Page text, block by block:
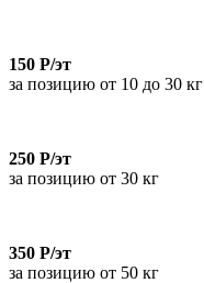
150 Р/эт
за позицию от 10 до 30 кг
250 Р/эт
за позицию от 30 кг
350 Р/эт
за позицию от 50 кг